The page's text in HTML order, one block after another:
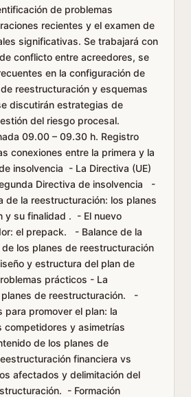
de problemas
recientes y el examen de
significativas. Se trabajará con
conflicto entre acreedores, se
en la configuración de
reestructuración y esquemas
discutirán estrategias de
del riesgo procesal.
09.00 – 09.30 h. Registro
conexiones entre la primera y la
insolvencia - La Directiva (UE)
Directiva de insolvencia -
de la reestructuración: los planes
y su finalidad . - El nuevo
el prepack. - Balance de la
los planes de reestructuración
y estructura del plan de
prácticos - La
planes de reestructuración. -
para promover el plan: la
competidores y asimetrías
de los planes de
financiera vs
afectados y delimitación del
- Formación